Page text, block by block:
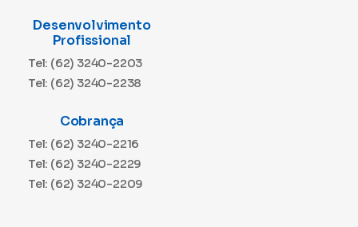
Desenvolvimento
Profissional
Tel: (62) 3240-2203
Tel: (62) 3240-2238
Cobrança
Tel: (62) 3240-2216
Tel: (62) 3240-2229
Tel: (62) 3240-2209